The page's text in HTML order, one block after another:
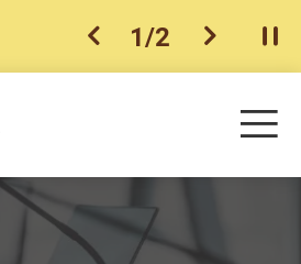
上一個
1/2 下一個開
目